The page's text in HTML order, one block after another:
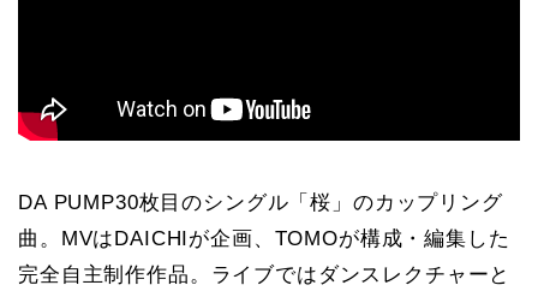
DA PUMP30枚目のシングル「桜」のカップリング
曲。MVはDAICHIが企画、TOMOが構成・編集した
完全自主制作作品。ライブではダンスレクチャーと